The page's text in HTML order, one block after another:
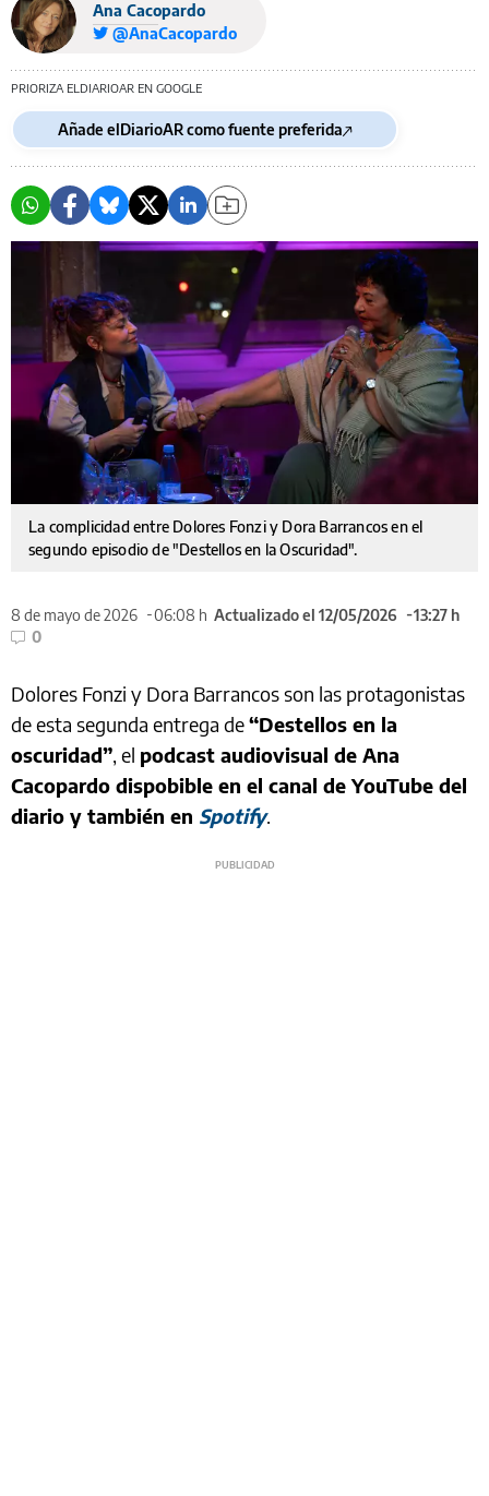
Ana Cacopardo
@AnaCacopardo
PRIORIZA ELDIARIOAR EN GOOGLE
Añade elDiarioAR como fuente preferida
La complicidad entre Dolores Fonzi y Dora Barrancos en el
segundo episodio de "Destellos en la Oscuridad".
8 de mayo de 2026 06:08 h Actualizado el 12/05/2026
13:27 h
0
Dolores Fonzi y Dora Barrancos son las protagonistas
de esta segunda entrega de“Destellos en la
oscuridad”, el podcast audiovisual de Ana
Cacopardo dispobible en el canal de YouTube del
diario y también en Spotify.